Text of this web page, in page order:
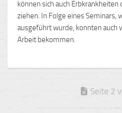
können sich auch Erbkrankheiten
ziehen. In Folge eines Seminars,
ausgeführt wurde, konnten auch
Arbeit bekommen.
Seite 2